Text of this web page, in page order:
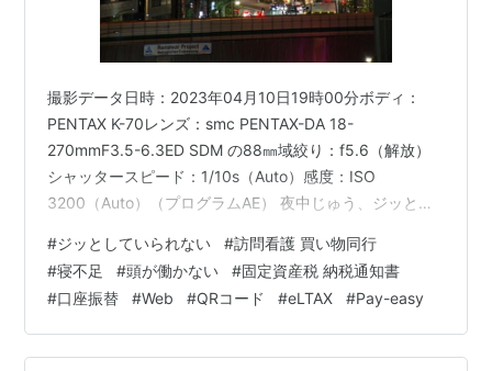
撮影データ日時：2023年04月10日19時00分ボディ：
PENTAX K-70レンズ：smc PENTAX-DA 18-
270mmF3.5-6.3ED SDM の88㎜域絞り：f5.6（解放）
シャッタースピード：1/10s（Auto）感度：ISO
3200（Auto）（プログラムAE） 夜中じゅう、ジッとし
たりするが、いずれも辛い。朝の９時になり、やっと１
時間、ウトウトした。 訪問看護が来る。あまりに辛いの
で早くしてもらった。例の、妙なタメ口を話す看護師さ
ん。 しかし、買い物に同行してくれ、袋詰めを手伝って
くれたり、取ろうとしたものを取ってく…
#ジッとしていられない #訪問看護 買い物同行
#寝不足 #頭が働かない #固定資産税 納税通知書
#口座振替 #Web #QRコード #eLTAX #Pay-easy